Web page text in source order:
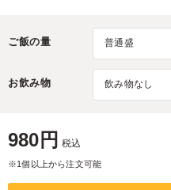
ご飯の量
お飲み物
980円 税込
※1個以上から注文可能